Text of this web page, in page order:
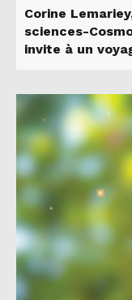
Corine
sciences-
invite à un